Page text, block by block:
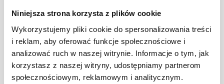
Niniejsza strona korzysta z plików cookie
Wykorzystujemy pliki cookie do spersonalizowania treści
i reklam, aby oferować funkcje społecznościowe i
analizować ruch w naszej witrynie. Informacje o tym, jak
korzystasz z naszej witryny, udostępniamy partnerom
społecznościowym, reklamowym i analitycznym.
złożone w sklepie stacjonarnym dostarczymy do 3 dni
roboczych na terenie całej Polski. W przypadku
zamówień internetowych czas dostawy wynosi do 5 dni
roboczych, również na terenie całego kraju. Wszystkie
zamówienia powyżej 1000 zł dostarczamy gratis
niezależnie od miejsca złożenia zamówienia.